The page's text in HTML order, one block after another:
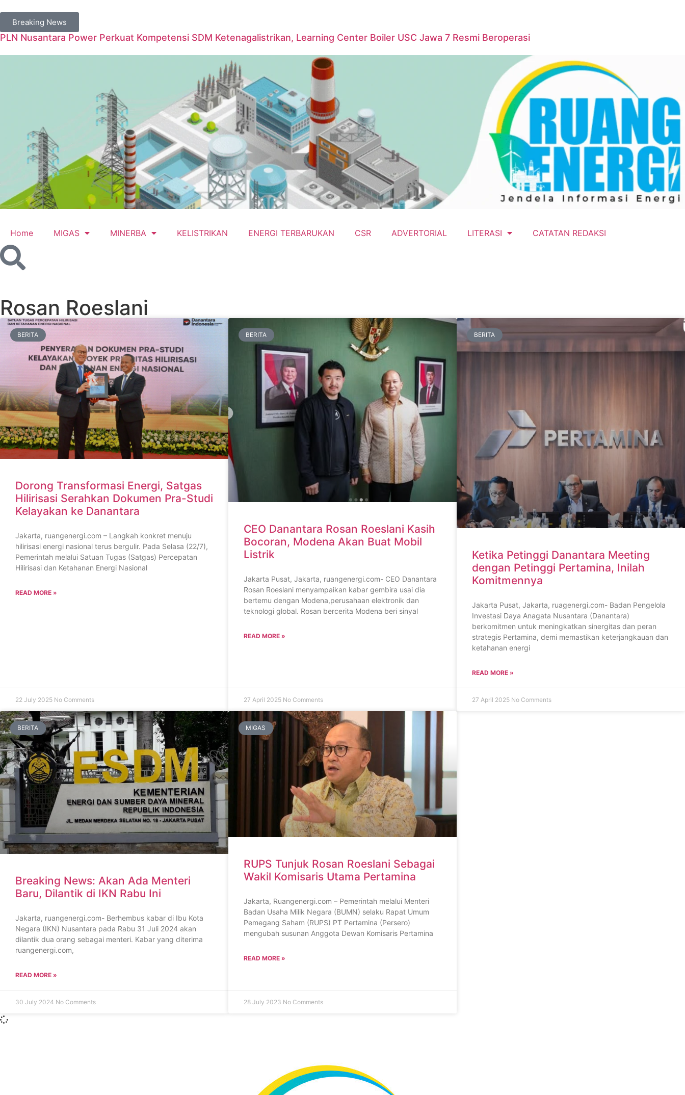
Breaking News
PLN Nusantara Power Perkuat Kompetensi SDM Ketenagalistrikan, Learning Center Boiler USC Jawa 7 Resmi Beroperasi
Home MIGAS MINERBA KELISTRIKAN ENERGI TERBARUKAN CSR ADVERTORIAL LITERASI CATATAN REDAKSI
Rosan Roeslani
BERITA
Dorong Transformasi Energi, Satgas
Hilirisasi Serahkan Dokumen Pra-Studi
Kelayakan ke Danantara
Jakarta, ruangenergi.com – Langkah konkret menuju
hilirisasi energi nasional terus bergulir. Pada Selasa (22/7),
Pemerintah melalui Satuan Tugas (Satgas) Percepatan
Hilirisasi dan Ketahanan Energi Nasional
READ MORE »
22 July 2025 No Comments
BERITA
CEO Danantara Rosan Roeslani Kasih
Bocoran, Modena Akan Buat Mobil
Listrik
Jakarta Pusat, Jakarta, ruangenergi.com- CEO Danantara
Rosan Roeslani menyampaikan kabar gembira usai dia
bertemu dengan Modena,perusahaan elektronik dan
teknologi global. Rosan bercerita Modena beri sinyal
READ MORE »
27 April 2025 No Comments
BERITA
Ketika Petinggi Danantara Meeting
dengan Petinggi Pertamina, Inilah
Komitmennya
Jakarta Pusat, Jakarta, ruagenergi.com- Badan Pengelola
Investasi Daya Anagata Nusantara (Danantara)
berkomitmen untuk meningkatkan sinergitas dan peran
strategis Pertamina, demi memastikan keterjangkauan dan
ketahanan energi
READ MORE »
27 April 2025 No Comments
BERITA
Breaking News: Akan Ada Menteri
Baru, Dilantik di IKN Rabu Ini
Jakarta, ruangenergi.com- Berhembus kabar di Ibu Kota
Negara (IKN) Nusantara pada Rabu 31 Juli 2024 akan
dilantik dua orang sebagai menteri. Kabar yang diterima
ruangenergi.com,
READ MORE »
30 July 2024 No Comments
MIGAS
RUPS Tunjuk Rosan Roeslani Sebagai
Wakil Komisaris Utama Pertamina
Jakarta, Ruangenergi.com – Pemerintah melalui Menteri
Badan Usaha Milik Negara (BUMN) selaku Rapat Umum
Pemegang Saham (RUPS) PT Pertamina (Persero)
mengubah susunan Anggota Dewan Komisaris Pertamina
READ MORE »
28 July 2023 No Comments